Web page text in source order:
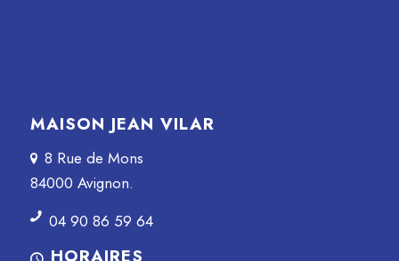
MAISON JEAN VILAR
8 Rue de Mons
84000 Avignon.
04 90 86 59 64
HORAIRES